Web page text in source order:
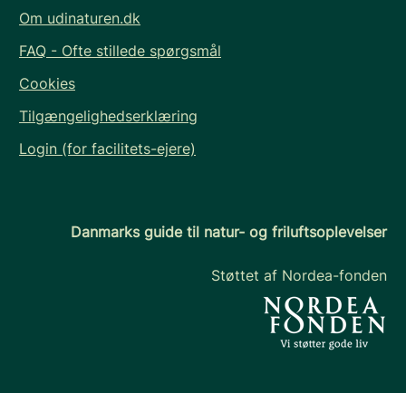
Om udinaturen.dk
FAQ - Ofte stillede spørgsmål
Cookies
Tilgængelighedserklæring
Login (for facilitets-ejere)
Danmarks guide til natur- og friluftsoplevelser
Støttet af Nordea-fonden